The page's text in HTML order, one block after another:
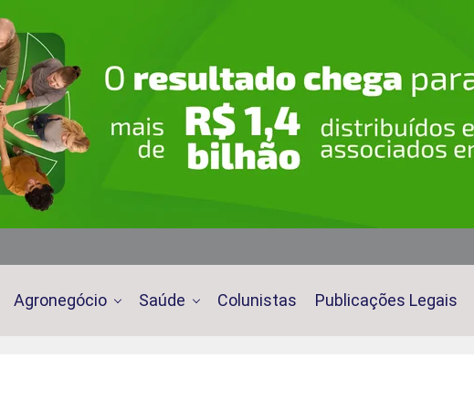
Agronegócio Saúde Colunistas Publicações Legais